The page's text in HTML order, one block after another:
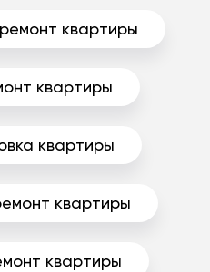
квартиры
квартиры
квартиры
квартиры
квартиры